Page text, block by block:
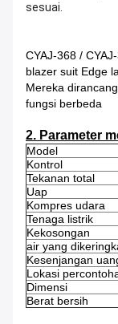
sesuai.
CYAJ-368 /
blazer suit Edge
Mereka
fungsi berbeda
2. Parameter
Model
Kontrol
Tekanan total
Uap
Kompres udara
Tenaga listrik
Kekosongan
air yang
Kesenjangan
Lokasi
Dimensi
Berat bersih